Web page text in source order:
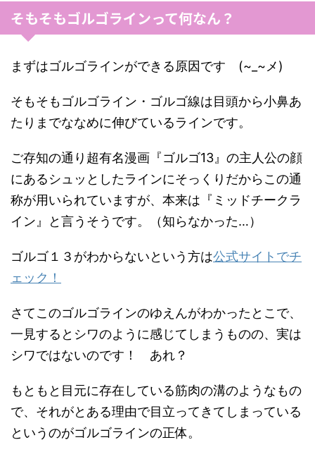
そもそもゴルゴラインって何なん？
まずはゴルゴラインができる原因です (~_~メ)
そもそもゴルゴライン・ゴルゴ線は目頭から小鼻あ
たりまでななめに伸びているラインです。
ご存知の通り超有名漫画『ゴルゴ13』の主人公の顔
にあるシュッとしたラインにそっくりだからこの通
称が用いられていますが、本来は『ミッドチークラ
イン』と言うそうです。（知らなかった…）
ゴルゴ１３がわからないという方は公式サイトでチ
ェック！
さてこのゴルゴラインのゆえんがわかったとこで、
一見するとシワのように感じてしまうものの、実は
シワではないのです！ あれ？
もともと目元に存在している筋肉の溝のようなもの
で、それがとある理由で目立ってきてしまっている
というのがゴルゴラインの正体。